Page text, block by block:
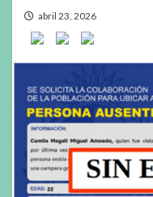
abril 23, 2026